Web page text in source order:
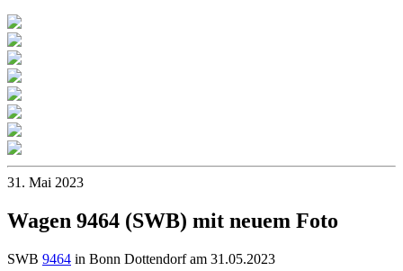
31. Mai 2023
Wagen 9464 (SWB) mit neuem Foto
SWB 9464 in Bonn Dottendorf am 31.05.2023